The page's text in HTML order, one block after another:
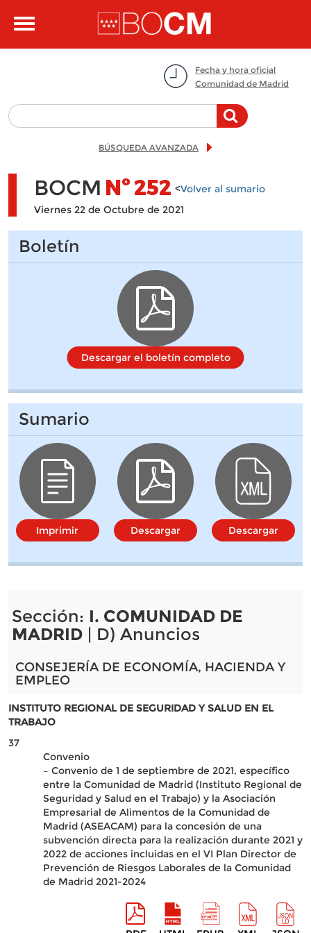
Toggle
Fecha y hora oficial
Comunidad de Madrid
BÚSQUEDA AVANZADA
BOCM Nº252 <Volver al sumario
Viernes 22 de Octubre de 2021
Boletín
Descargar el boletín completo
Sumario
Imprimir Descargar Descargar
Sección: I. COMUNIDAD DE
MADRID| D) Anuncios
CONSEJERÍA DE ECONOMÍA, HACIENDA Y
EMPLEO
INSTITUTO REGIONAL DE SEGURIDAD Y SALUD EN EL
TRABAJO
37
Convenio
– Convenio de 1 de septiembre de 2021, específico
entre la Comunidad de Madrid (Instituto Regional de
Seguridad y Salud en el Trabajo) y la Asociación
Empresarial de Alimentos de la Comunidad de
Madrid (ASEACAM) para la concesión de una
subvención directa para la realización durante 2021 y
2022 de acciones incluidas en el VI Plan Director de
Prevención de Riesgos Laborales de la Comunidad
de Madrid 2021-2024